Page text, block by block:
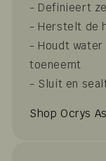
- Definieert
- Herstelt de
- Houdt
toeneemt
- Sluit en
Shop Ocrys